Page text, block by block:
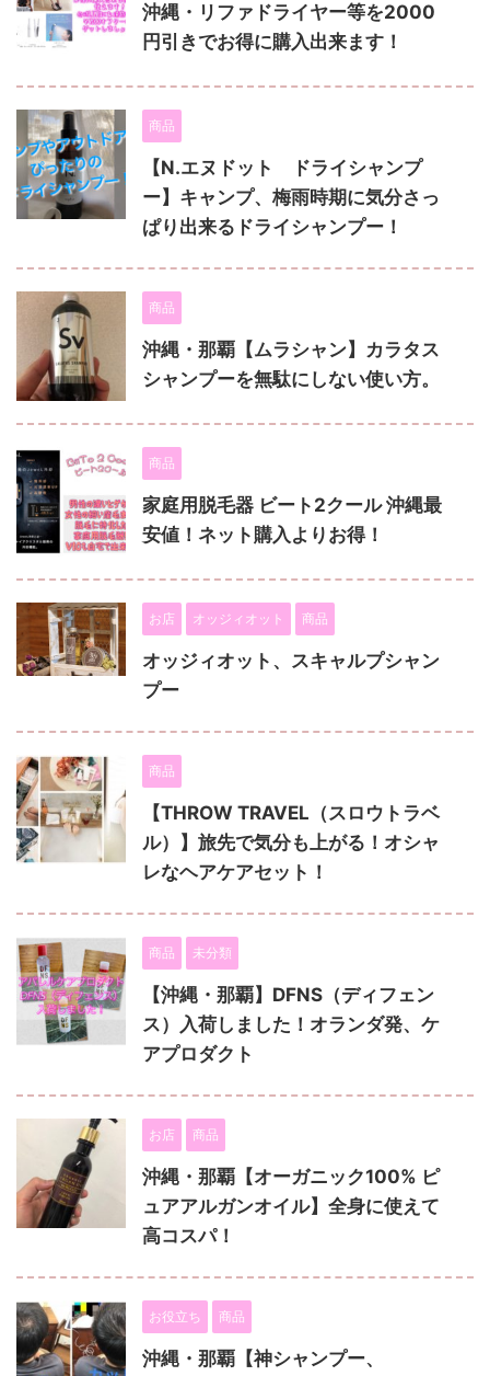
沖縄・リファドライヤー等を2000
円引きでお得に購入出来ます！
商品
【N.エヌドット ドライシャンプ
ー】キャンプ、梅雨時期に気分さっ
ぱり出来るドライシャンプー！
商品
沖縄・那覇【ムラシャン】カラタス
シャンプーを無駄にしない使い方。
商品
家庭用脱毛器 ビート2クール 沖縄最
安値！ネット購入よりお得！
お店 オッジィオット 商品
オッジィオット、スキャルプシャン
プー
商品
【THROW TRAVEL（スロウトラベ
ル）】旅先で気分も上がる！オシャ
レなヘアケアセット！
商品 未分類
【沖縄・那覇】DFNS（ディフェン
ス）入荷しました！オランダ発、ケ
アプロダクト
お店 商品
沖縄・那覇【オーガニック100% ピ
ュアアルガンオイル】全身に使えて
高コスパ！
お役立ち 商品
沖縄・那覇【神シャンプー、